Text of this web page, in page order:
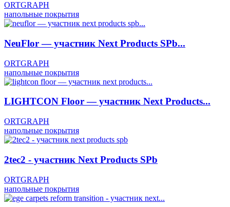
ORTGRAPH
напольные покрытия
NeuFlor — участник Next Products SPb...
ORTGRAPH
напольные покрытия
LIGHTCON Floor — участник Next Products...
ORTGRAPH
напольные покрытия
2tec2 - участник Next Products SPb
ORTGRAPH
напольные покрытия